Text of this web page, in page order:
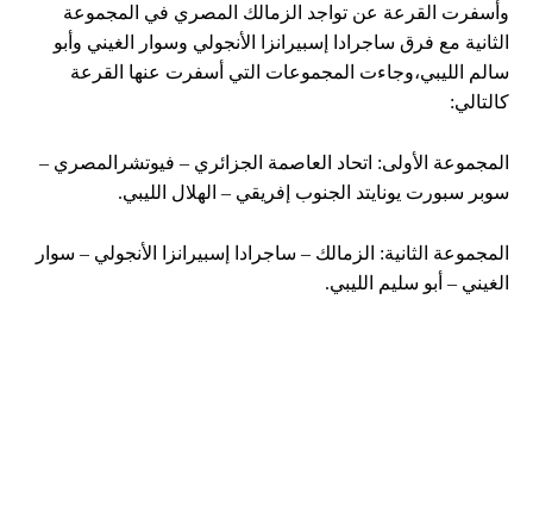
وأسفرت القرعة عن تواجد الزمالك المصري في المجموعة
الثانية مع فرق ساجرادا إسبيرانزا الأنجولي وسوار الغيني وأبو
سالم الليبي،وجاءت المجموعات التي أسفرت عنها القرعة
كالتالي:
المجموعة الأولى: اتحاد العاصمة الجزائري – فيوتشرالمصري –
سوبر سبورت يونايتد الجنوب إفريقي – الهلال الليبي.
المجموعة الثانية: الزمالك – ساجرادا إسبيرانزا الأنجولي – سوار
الغيني – أبو سليم الليبي.